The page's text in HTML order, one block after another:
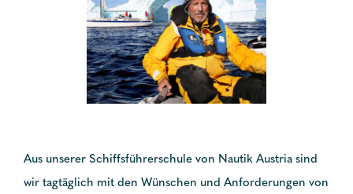
Aus unserer Schiffsführerschule von Nautik Austria sind
wir tagtäglich mit den Wünschen und Anforderungen von